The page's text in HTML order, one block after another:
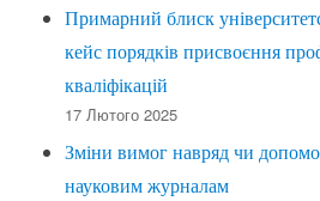
Примарний блиск
кейс порядків присвоєння
кваліфікацій
17 Лютого 2025
Зміни вимог навряд чи
науковим журналам